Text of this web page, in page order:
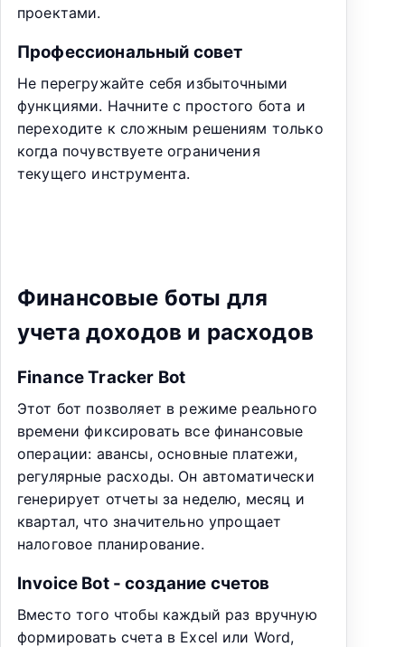
проектами.
Профессиональный совет
Не перегружайте себя избыточными
функциями. Начните с простого бота и
переходите к сложным решениям только
когда почувствуете ограничения
текущего инструмента.
Финансовые боты для
учета доходов и расходов
Finance Tracker Bot
Этот бот позволяет в режиме реального
времени фиксировать все финансовые
операции: авансы, основные платежи,
регулярные расходы. Он автоматически
генерирует отчеты за неделю, месяц и
квартал, что значительно упрощает
налоговое планирование.
Invoice Bot - создание счетов
Вместо того чтобы каждый раз вручную
формировать счета в Excel или Word,